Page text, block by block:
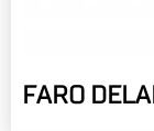
FARO